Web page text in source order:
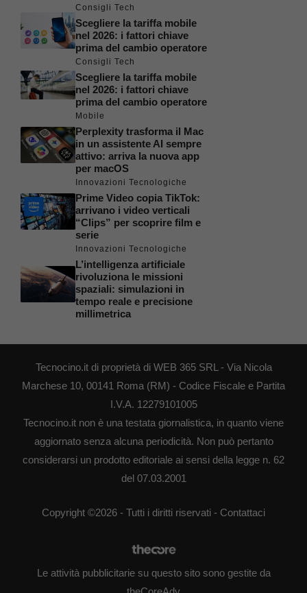
Consigli Tech
Scegliere la tariffa mobile
nel 2026: i fattori chiave
prima del cambio operatore
Consigli Tech
Scegliere la tariffa mobile
nel 2026: i fattori chiave
prima del cambio operatore
Mobile
Perplexity trasforma il Mac
in un assistente AI sempre
attivo: arriva la nuova app
per macOS
Innovazioni Tecnologiche
Prime Video copia TikTok:
arrivano i video verticali
“Clips” per scoprire film e
serie
Innovazioni Tecnologiche
L’intelligenza artificiale
rivoluziona le missioni
spaziali: simulazioni in
tempo reale e precisione
millimetrica
Tecnocino.it di proprietà di WEB 365 SRL - Via Nicola
Marchese 10, 00141 Roma (RM) - Codice Fiscale e Partita
I.V.A. 12279101005
Tecnocino.it non è una testata giornalistica, in quanto viene
aggiornato senza alcuna periodicità. Non può pertanto
considerarsi un prodotto editoriale ai sensi della legge n. 62
del 07.03.2001
Copyright ©2026 - Tutti i diritti riservati - Contattaci
Le attività pubblicitarie su questo sito sono gestite da